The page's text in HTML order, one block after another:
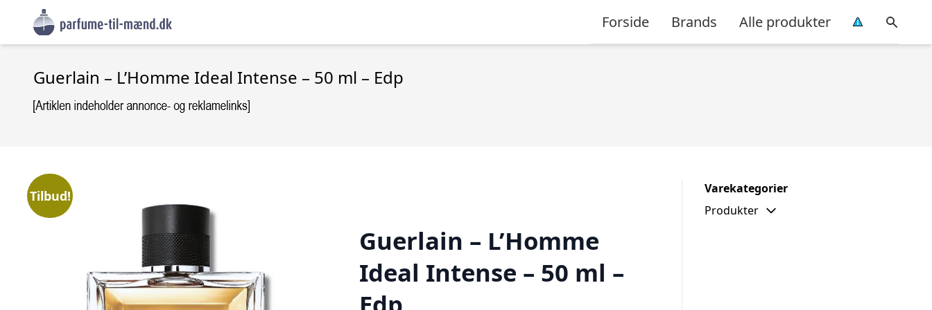
Forside Brands Alle produkter
Guerlain – L’Homme Ideal Intense – 50 ml – Edp
Tilbud!
Guerlain – L’Homme
Ideal Intense – 50 ml –
Varekategorier
Produkter